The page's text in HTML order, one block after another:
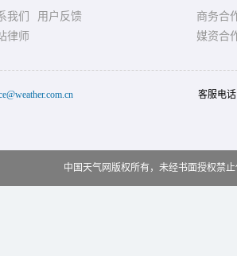
我们
用户反馈
律师
商务合
媒资合
客服电
中国天气网版权所有，未经书面授权